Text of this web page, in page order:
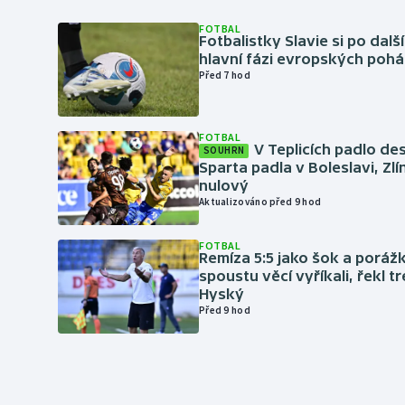
FOTBAL
Fotbalistky Slavie si po
hlavní fázi evropských
Před 7 hod
FOTBAL
SOUHRN
V Teplicích padlo
Sparta padla v Boleslavi,
nulový
Aktualizováno před 9 hod
FOTBAL
Remíza 5:5 jako šok a
spoustu věcí vyříkali, řekl
Hyský
Před 9 hod